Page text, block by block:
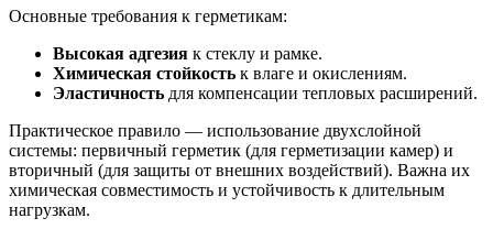
Основные требования к герметикам:
Высокая адгезия к стеклу и рамке.
Химическая стойкость к влаге и окислениям.
Эластичность для компенсации тепловых расширений.
Практическое правило — использование двухслойной
системы: первичный герметик (для герметизации камер) и
вторичный (для защиты от внешних воздействий). Важна их
химическая совместимость и устойчивость к длительным
нагрузкам.